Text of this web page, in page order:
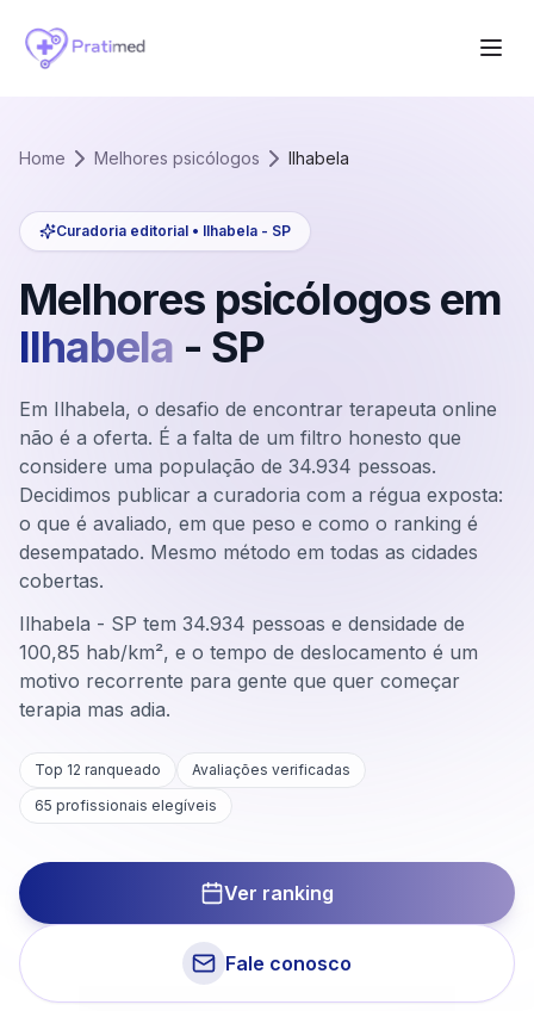
Home Melhores psicólogos Ilhabela
Curadoria editorial • Ilhabela - SP
Melhores psicólogos em
Ilhabela - SP
Em Ilhabela, o desafio de encontrar terapeuta online
não é a oferta. É a falta de um filtro honesto que
considere uma população de 34.934 pessoas.
Decidimos publicar a curadoria com a régua exposta:
o que é avaliado, em que peso e como o ranking é
desempatado. Mesmo método em todas as cidades
cobertas.
Ilhabela - SP tem 34.934 pessoas e densidade de
100,85 hab/km², e o tempo de deslocamento é um
motivo recorrente para gente que quer começar
terapia mas adia.
Top 12 ranqueado
Avaliações verificadas
65 profissionais elegíveis
Ver ranking
Fale conosco